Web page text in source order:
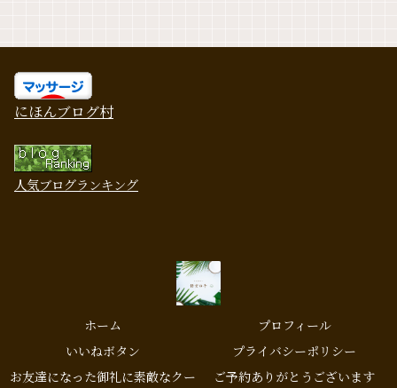
にほんブログ村
人気ブログランキング
ホーム
プロフィール
いいねボタン
プライバシーポリシー
お友達になった御礼に素敵なクー
ご予約ありがとうございます